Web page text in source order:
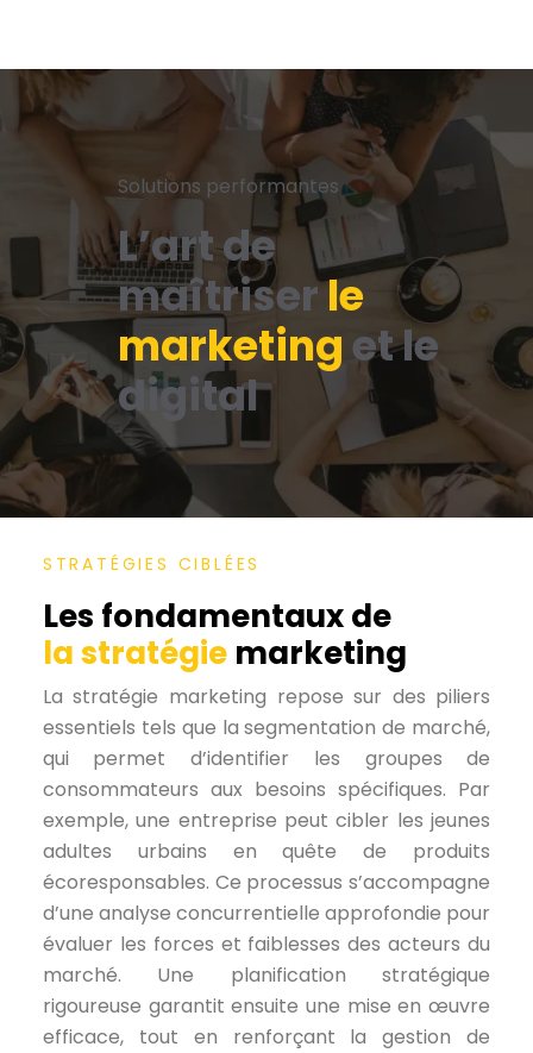
Solutions performantes
L’art de
maîtriserle
marketing et le
digital
STRATÉGIES CIBLÉES
Les fondamentaux de
la stratégie marketing
La stratégie marketing repose sur des piliers
essentiels tels que la segmentation de marché,
qui permet d’identifier les groupes de
consommateurs aux besoins spécifiques. Par
exemple, une entreprise peut cibler les jeunes
adultes urbains en quête de produits
écoresponsables. Ce processus s’accompagne
d’une analyse concurrentielle approfondie pour
évaluer les forces et faiblesses des acteurs du
marché. Une planification stratégique
rigoureuse garantit ensuite une mise en œuvre
efficace, tout en renforçant la gestion de